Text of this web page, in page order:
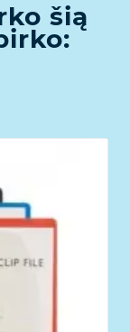
šią